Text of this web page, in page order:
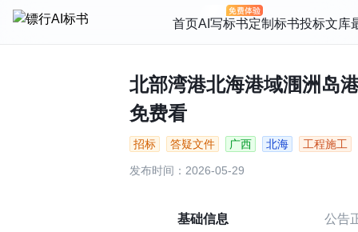
首页AI写标书定制标书投标文库
北部湾港北海港域涠洲岛
免费看
招标 答疑文件 广西 北海 工程施工
发布时间：2026-05-29
基础信息 公告